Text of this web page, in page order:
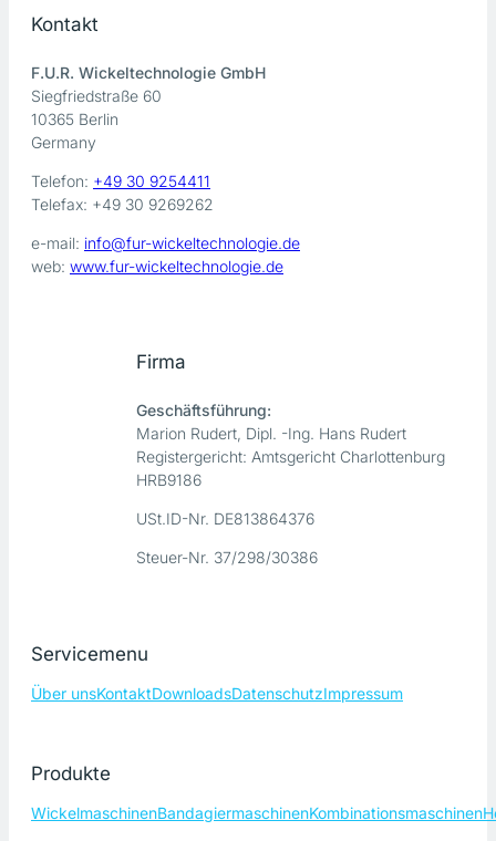
Kontakt
F.U.R. Wickeltechnologie GmbH
Siegfriedstraße 60
10365 Berlin
Germany
Telefon: +49 30 9254411
Telefax: +49 30 9269262
e-mail: info@fur-wickeltechnologie.de
web: www.fur-wickeltechnologie.de
Firma
Geschäftsführung:
Marion Rudert, Dipl. -Ing. Hans Rudert
Registergericht: Amtsgericht Charlottenburg
HRB9186
USt.ID-Nr. DE813864376
Steuer-Nr. 37/298/30386
Servicemenu
Über unsKontaktDownloadsDatenschutzImpressum
Produkte
WickelmaschinenBandagiermaschinenKombinationsmaschinen